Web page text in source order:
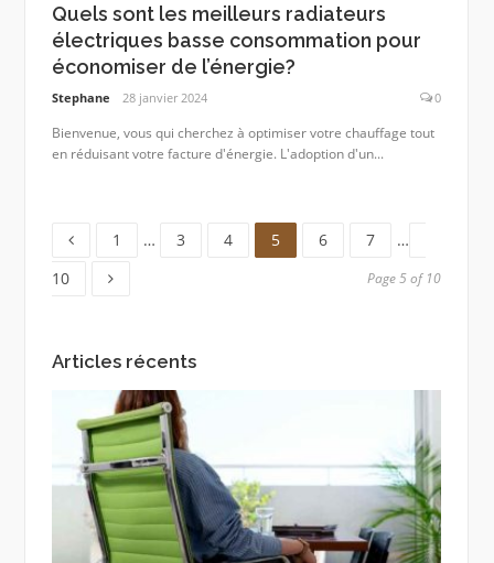
Quels sont les meilleurs radiateurs
électriques basse consommation pour
économiser de l’énergie?
Stephane 28 janvier 2024 0
Bienvenue, vous qui cherchez à optimiser votre chauffage tout
en réduisant votre facture d'énergie. L'adoption d'un...
Page
1 … Page
3 Page
4 Page
5 Page
6 Page
7 …
10 Page 5 of 10
Articles récents